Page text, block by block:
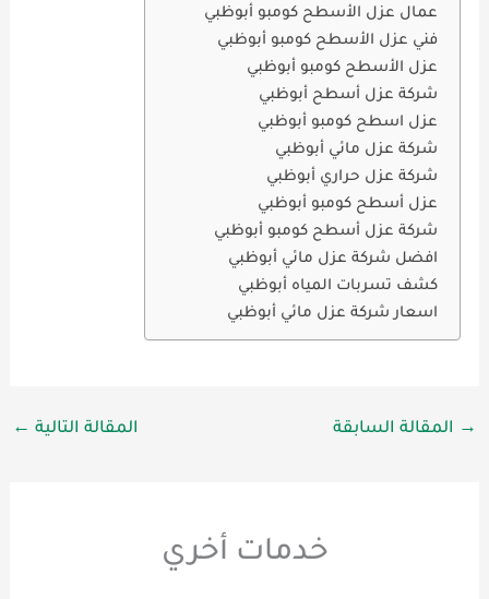
عمال عزل الأسطح كومبو أبوظبي
فني عزل الأسطح كومبو أبوظبي
عزل الأسطح كومبو أبوظبي
شركة عزل أسطح أبوظبي
عزل اسطح كومبو أبوظبي
شركة عزل مائي أبوظبي
شركة عزل حراري أبوظبي
عزل أسطح كومبو أبوظبي
شركة عزل أسطح كومبو أبوظبي
افضل شركة عزل مائي أبوظبي
كشف تسربات المياه أبوظبي
اسعار شركة عزل مائي أبوظبي
→ المقالة السابقة المقالة التالية ←
خدمات أخري